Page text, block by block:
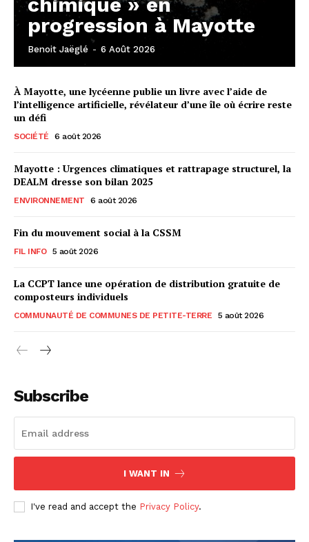
progression à Mayotte
Benoit Jaëglé - 6 Août 2026
À Mayotte, une lycéenne publie un livre avec l’aide de
l’intelligence artificielle, révélateur d’une île où écrire reste
un défi
SOCIÉTÉ 6 août 2026
Mayotte : Urgences climatiques et rattrapage structurel, la
DEALM dresse son bilan 2025
ENVIRONNEMENT 6 août 2026
Fin du mouvement social à la CSSM
FIL INFO 5 août 2026
La CCPT lance une opération de distribution gratuite de
composteurs individuels
COMMUNAUTÉ DE COMMUNES DE PETITE-TERRE 5 août 2026
Subscribe
I WANT IN
I've read and accept the Privacy Policy.